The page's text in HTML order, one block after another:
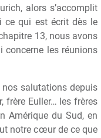
alors s’accomplit
ce qui est écrit dès le
13, nous avons
concerne les réunions
salutations depuis
frère Euller… les frères
Amérique du Sud, en
notre cœur de ce que